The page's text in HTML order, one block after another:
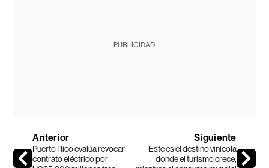
PUBLICIDAD
Anterior
Puerto Rico evalúa revocar
contrato eléctrico por
Siguiente
Este es el destino vinícola
donde el turismo crece,